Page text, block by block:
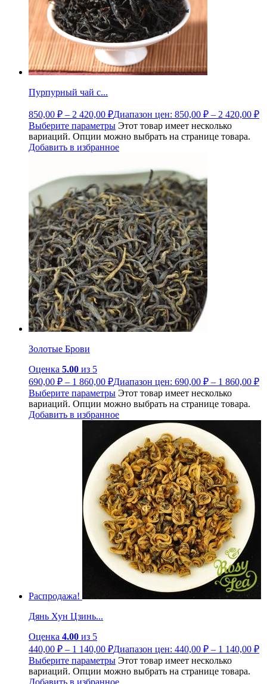
Пурпурный чай с...
850,00 ₽ – 2 420,00 ₽Диапазон цен: 850,00 ₽ – 2 420,00 ₽
Выберите параметры Этот товар имеет несколько
вариаций. Опции можно выбрать на странице товара.
Добавить в избранное
Золотые Брови
Оценка 5.00 из 5
690,00 ₽ – 1 860,00 ₽Диапазон цен: 690,00 ₽ – 1 860,00 ₽
Выберите параметры Этот товар имеет несколько
вариаций. Опции можно выбрать на странице товара.
Добавить в избранное
Распродажа!
Дянь Хун Цзинь...
Оценка 4.00 из 5
440,00 ₽ – 1 140,00 ₽Диапазон цен: 440,00 ₽ – 1 140,00 ₽
Выберите параметры Этот товар имеет несколько
вариаций. Опции можно выбрать на странице товара.
Добавить в избранное